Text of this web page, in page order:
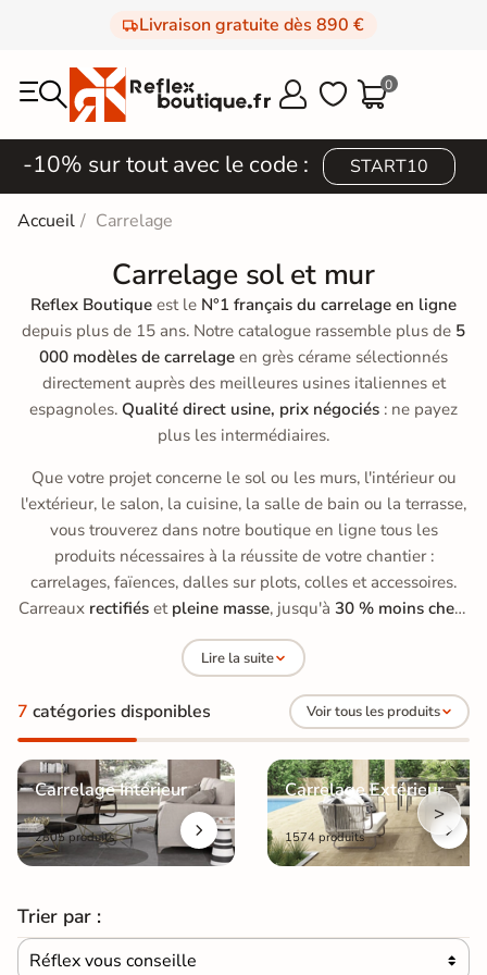
Livraison gratuite dès 890 €
  0
-10% sur tout avec le code : START10
Accueil Carrelage
Carrelage sol et mur
Reflex Boutique est le N°1 français du carrelage en ligne
depuis plus de 15 ans. Notre catalogue rassemble plus de 5
000 modèles de carrelage en grès cérame sélectionnés
directement auprès des meilleures usines italiennes et
espagnoles. Qualité direct usine, prix négociés : ne payez
plus les intermédiaires.
Que votre projet concerne le sol ou les murs, l'intérieur ou
l'extérieur, le salon, la cuisine, la salle de bain ou la terrasse,
vous trouverez dans notre boutique en ligne tous les
produits nécessaires à la réussite de votre chantier :
carrelages, faïences, dalles sur plots, colles et accessoires.
Carreaux rectifiés et pleine masse, jusqu'à 30 % moins chers
qu'en grande surface de bricolage, avec des prix allant de
à 70 €/m².
Lire la suite
7 catégories disponibles Voir tous les produits
Carrelage Intérieur
2805 produits
Carrelage Extérieur
1574 produits
>
Trier par :
Réflex vous conseille 